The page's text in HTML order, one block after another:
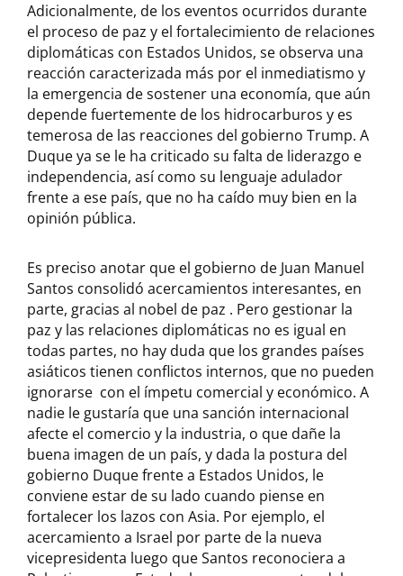
Adicionalmente, de los eventos ocurridos durante
el proceso de paz y el fortalecimiento de relaciones
diplomáticas con Estados Unidos, se observa una
reacción caracterizada más por el inmediatismo y
la emergencia de sostener una economía, que aún
depende fuertemente de los hidrocarburos y es
temerosa de las reacciones del gobierno Trump. A
Duque ya se le ha criticado su falta de liderazgo e
independencia, así como su lenguaje adulador
frente a ese país, que no ha caído muy bien en la
opinión pública.
Es preciso anotar que el gobierno de Juan Manuel
Santos consolidó acercamientos interesantes, en
parte, gracias al nobel de paz . Pero gestionar la
paz y las relaciones diplomáticas no es igual en
todas partes, no hay duda que los grandes países
asiáticos tienen conflictos internos, que no pueden
ignorarse con el ímpetu comercial y económico. A
nadie le gustaría que una sanción internacional
afecte el comercio y la industria, o que dañe la
buena imagen de un país, y dada la postura del
gobierno Duque frente a Estados Unidos, le
conviene estar de su lado cuando piense en
fortalecer los lazos con Asia. Por ejemplo, el
acercamiento a Israel por parte de la nueva
vicepresidenta luego que Santos reconociera a